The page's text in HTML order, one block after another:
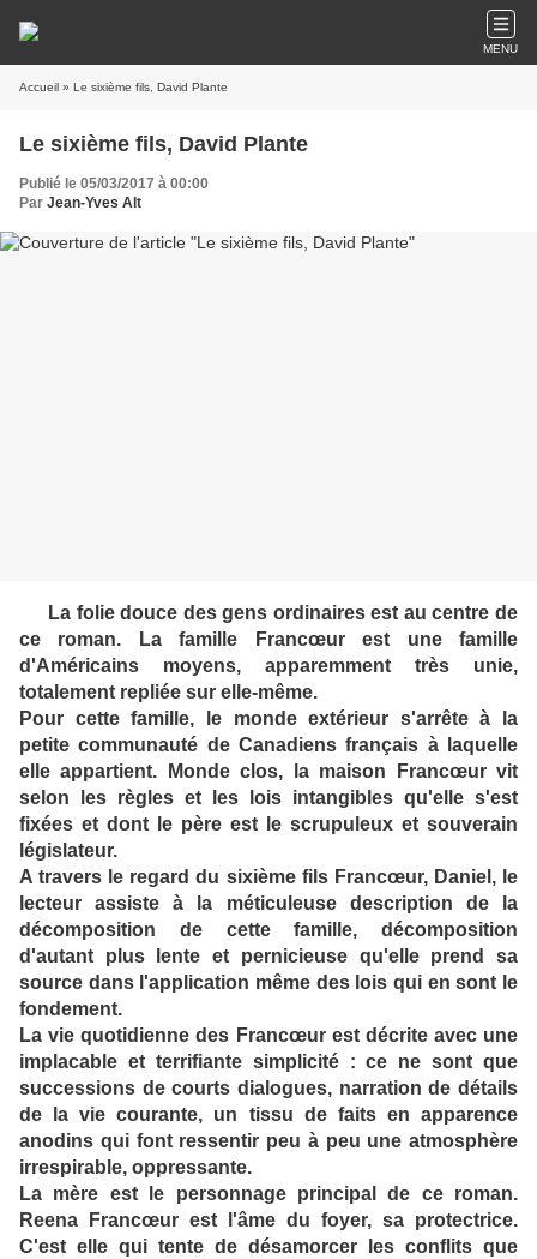
MENU
Accueil » Le sixième fils, David Plante
Le sixième fils, David Plante
Publié le 05/03/2017 à 00:00
Par Jean-Yves Alt
La folie douce des gens ordinaires est au centre de
ce roman. La famille Francœur est une famille
d'Américains moyens, apparemment très unie,
totalement repliée sur elle-même.
Pour cette famille, le monde extérieur s'arrête à la
petite communauté de Canadiens français à laquelle
elle appartient. Monde clos, la maison Francœur vit
selon les règles et les lois intangibles qu'elle s'est
fixées et dont le père est le scrupuleux et souverain
législateur.
A travers le regard du sixième fils Francœur, Daniel, le
lecteur assiste à la méticuleuse description de la
décomposition de cette famille, décomposition
d'autant plus lente et pernicieuse qu'elle prend sa
source dans l'application même des lois qui en sont le
fondement.
La vie quotidienne des Francœur est décrite avec une
implacable et terrifiante simplicité : ce ne sont que
successions de courts dialogues, narration de détails
de la vie courante, un tissu de faits en apparence
anodins qui font ressentir peu à peu une atmosphère
irrespirable, oppressante.
La mère est le personnage principal de ce roman.
Reena Francœur est l'âme du foyer, sa protectrice.
C'est elle qui tente de désamorcer les conflits que